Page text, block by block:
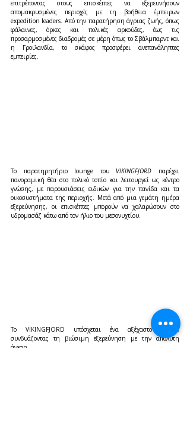
επιτρέποντας στους επισκέπτες να εξερευνήσουν
απομακρυσμένες περιοχές με τη βοήθεια έμπειρων
expedition leaders. Από την παρατήρηση άγριας ζωής, όπως
φάλαινες, όρκες και πολικές αρκούδες, έως τις
προσαρμοσμένες διαδρομές σε μέρη όπως το Σβάλμπαρντ και
η Γροιλανδία, το σκάφος προσφέρει ανεπανάληπτες
εμπειρίες.
Το παρατηρητήριο lounge του VIKINGFJORD παρέχει
πανοραμική θέα στο πολικό τοπίο και λειτουργεί ως κέντρο
γνώσης, με παρουσιάσεις ειδικών για την πανίδα και τα
οικοσυστήματα της περιοχής. Μετά από μια γεμάτη ημέρα
εξερεύνησης, οι επισκέπτες μπορούν να χαλαρώσουν στο
υδρομασάζ κάτω από τον ήλιο του μεσονυχτίου.
Το VIKINGFJORD υπόσχεται ένα αξέχαστο ταξίδι,
συνδυάζοντας τη βιώσιμη εξερεύνηση με την απόλυτη
άνεση.